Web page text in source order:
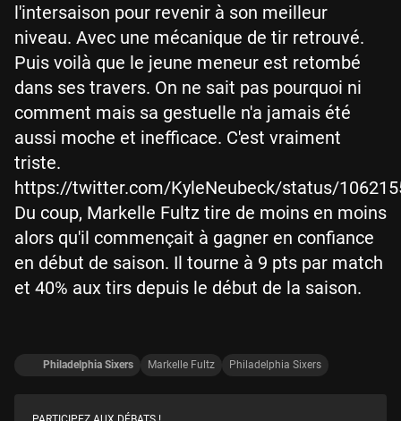
l'intersaison pour revenir à son meilleur
niveau. Avec une mécanique de tir retrouvé.
Puis voilà que le jeune meneur est retombé
dans ses travers. On ne sait pas pourquoi ni
comment mais sa gestuelle n'a jamais été
aussi moche et inefficace. C'est vraiment
triste.
https://twitter.com/KyleNeubeck/status/
Du coup, Markelle Fultz tire de moins en moins
alors qu'il commençait à gagner en confiance
en début de saison. Il tourne à 9 pts par match
et 40% aux tirs depuis le début de la saison.
Philadelphia Sixers Markelle Fultz Philadelphia Sixers